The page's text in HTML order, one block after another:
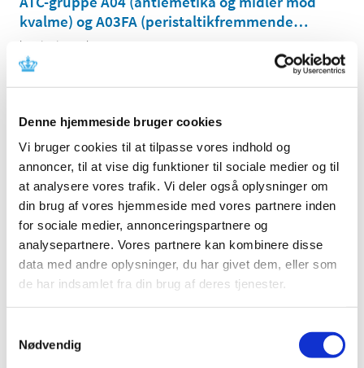
Denne hjemmeside bruger cookies
Vi bruger cookies til at tilpasse vores indhold og
annoncer, til at vise dig funktioner til sociale medier og til
at analysere vores trafik. Vi deler også oplysninger om
din brug af vores hjemmeside med vores partnere inden
for sociale medier, annonceringspartnere og
analysepartnere. Vores partnere kan kombinere disse
data med andre oplysninger, du har givet dem, eller som
de har indsamlet fra din brug af deres tjenester.
Nødvendig
kvalme) og A03FA (peristaltik­fremmende…
| 26. juni 2009 |
Medicintilskudsnævnet har på Lægemiddelstyrelsens
Ændring af tilskud til hjerte-karmedicin pr. 13.
juli 2009
|9. juni 2009 |
Medicintilskudsnævnet og Lægemiddelstyrelsen har
gennemgået lægemidler til behandling af…
Tilskudsstatus for lægemidler i ATC-gruppe
A06 og A02AA04, laksantia: Høringssvar på
Medicintilskudsnævnets indstilling
|3. juni 2009|
Medicintilskudsnævnets indstilling vedrørende fremtidig
tilskudsstatus for laksantia (ATC-grupper A06 og